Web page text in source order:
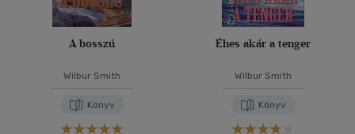
A bosszú
Wilbur Smith
Könyv
Éhes akár a tenger
Wilbur Smith
Könyv